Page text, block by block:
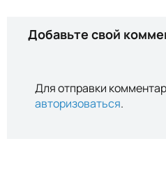
Добавьте свой
Для отправки
авторизоваться.